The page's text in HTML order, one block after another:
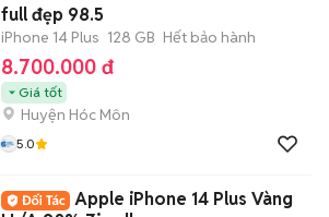
full đẹp 98.5
iPhone 14 Plus 128 GB Hết bảo hành
8.700.000 đ
Giá tốt
Huyện Hóc Môn
5.0
Apple iPhone 14 Plus Vàng